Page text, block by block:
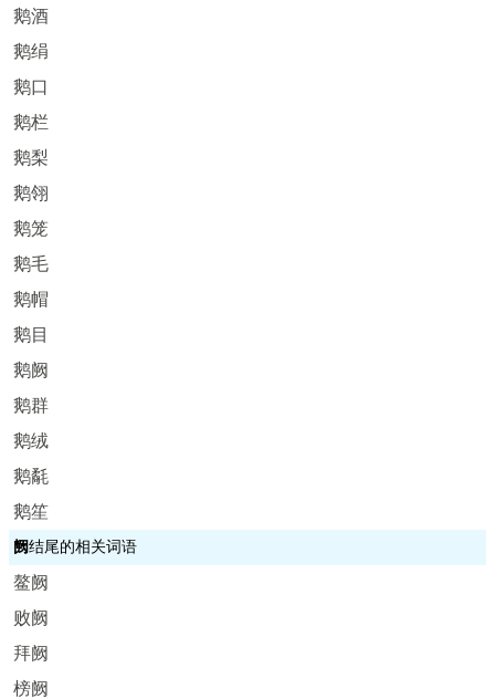
鹅酒
鹅绢
鹅口
鹅栏
鹅梨
鹅翎
鹅笼
鹅毛
鹅帽
鹅目
鹅阙
鹅群
鹅绒
鹅氄
鹅笙
阙结尾的相关词语
鳌阙
败阙
拜阙
榜阙